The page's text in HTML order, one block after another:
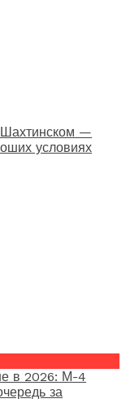
—
условиях
в 2026: М-4
за